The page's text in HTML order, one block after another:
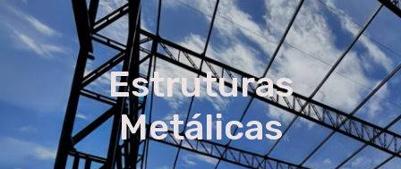
×
ORÇAMENTO
NOME *
E-MAIL *